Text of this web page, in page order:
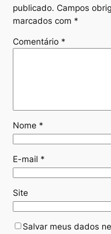
publicado. Campos
marcados com *
Comentário *
Nome *
E-mail *
Site
Salvar meus dados